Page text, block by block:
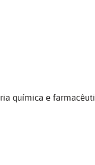
química e